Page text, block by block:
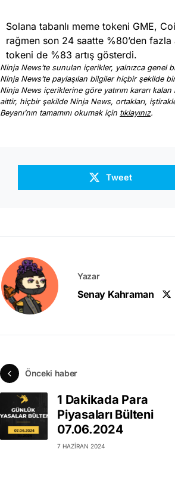
Solana tabanlı meme tokeni GME,
rağmen son 24 saatte %80’den
tokeni de %83 artış gösterdi.
Ninja News’te sunulan içerikler, yalnızca genel
Ninja News’te paylaşılan bilgiler hiçbir şekilde
Ninja News içeriklerine göre yatırım kararı kalan
aittir, hiçbir şekilde Ninja News, ortakları,
Beyanı’nın tamamını okumak için tıklayınız.
Tweet
Yazar
Senay Kahraman
Önceki haber
1 Dakikada Para
Piyasaları Bülteni
07.06.2024
7 HAZIRAN 2024